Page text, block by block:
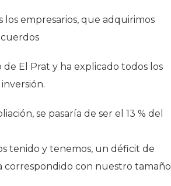
los empresarios, que adquirimos
El Prat y ha explicado todos los
se pasaría de ser el 13 % del
tenido y tenemos, un déficit de
correspondido con nuestro tamaño